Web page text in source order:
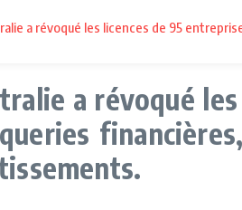
a révoqué les licences de 95
a révoqué